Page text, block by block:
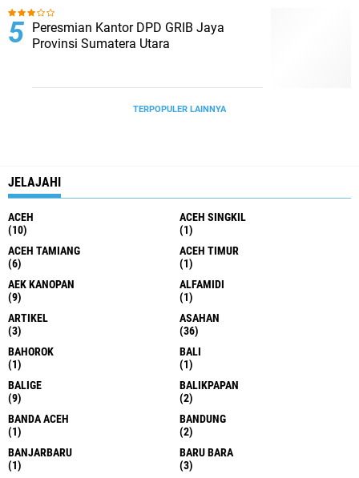
Peresmian Kantor DPD GRIB Jaya
Provinsi Sumatera Utara
TERPOPULER LAINNYA
JELAJAHI
ACEH
(10)
ACEH SINGKIL
(1)
ACEH TAMIANG
(6)
ACEH TIMUR
(1)
AEK KANOPAN
(9)
ALFAMIDI
(1)
ARTIKEL
(3)
ASAHAN
(36)
BAHOROK
(1)
BALI
(1)
BALIGE
(9)
BALIKPAPAN
(2)
BANDA ACEH
(1)
BANDUNG
(2)
BANJARBARU
(1)
BARU BARA
(3)